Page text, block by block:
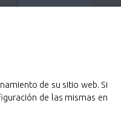
de su sitio web. Si
de las mismas en